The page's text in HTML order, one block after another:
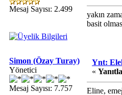
Mesaj Sayısı: 2.499
yakın
basit
Simon (Özay Turay)
Yönetici
Mesaj Sayısı: 7.757
Ynt:
«
Eline,